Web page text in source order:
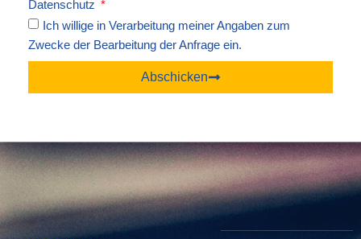
Datenschutz
Ich willige in Verarbeitung meiner Angaben zum
Zwecke der Bearbeitung der Anfrage ein.
Abschicken